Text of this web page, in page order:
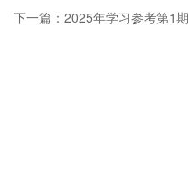
下一篇：2025年学习参考第1期